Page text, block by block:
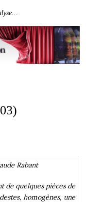
Rabant
de quelques pièces de
homogènes, une